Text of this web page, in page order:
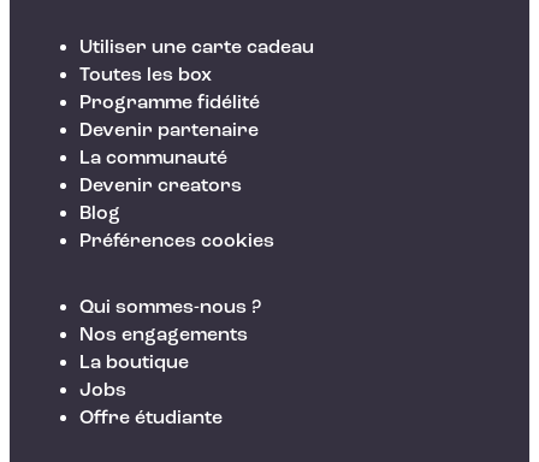
Utiliser une carte cadeau
Toutes les box
Programme fidélité
Devenir partenaire
La communauté
Devenir creators
Blog
Préférences cookies
Qui sommes-nous ?
Nos engagements
La boutique
Jobs
Offre étudiante